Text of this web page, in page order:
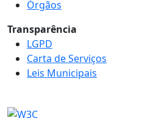
Órgãos
Transparência
LGPD
Carta de Serviços
Leis Municipais